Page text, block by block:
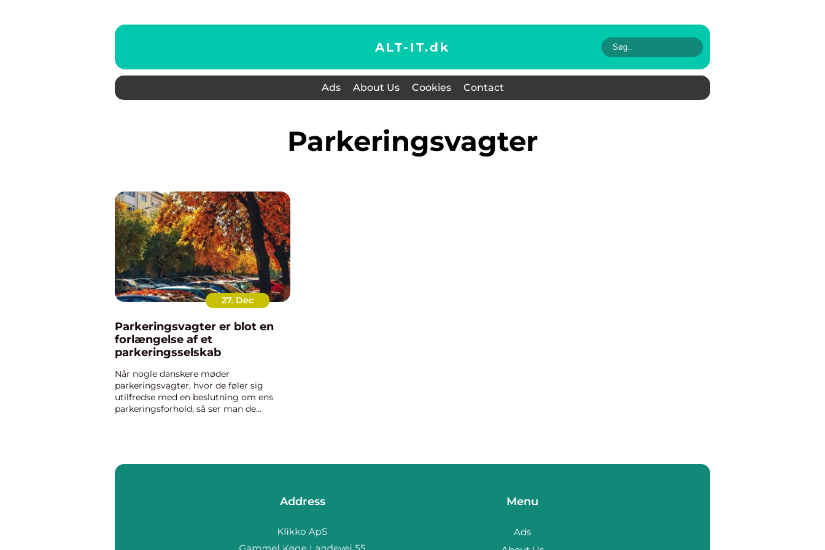
ALT-IT.dk
Ads About Us Cookies Contact
Parkeringsvagter
27. Dec
Parkeringsvagter er blot en
forlængelse af et
parkeringsselskab
Når nogle danskere møder
parkeringsvagter, hvor de føler sig
utilfredse med en beslutning om ens
parkeringsforhold, så ser man de
Address Menu
Ads